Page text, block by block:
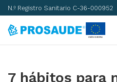
N.º Registro Sanitario C-36-000952
7 hábitos para